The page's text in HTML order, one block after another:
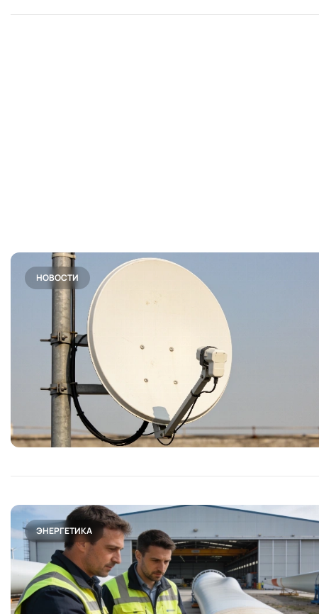
НОВОСТИ
ЭНЕРГЕТИКА